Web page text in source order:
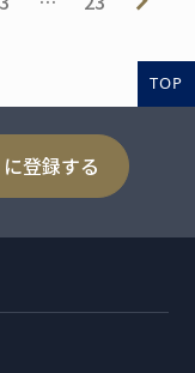
TOP
登録する